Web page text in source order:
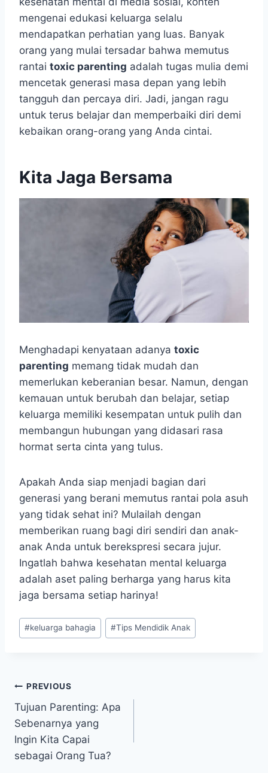
mengenai edukasi keluarga selalu
mendapatkan perhatian yang luas. Banyak
orang yang mulai tersadar bahwa memutus
rantai toxic parenting adalah tugas mulia demi
mencetak generasi masa depan yang lebih
tangguh dan percaya diri. Jadi, jangan ragu
untuk terus belajar dan memperbaiki diri demi
kebaikan orang-orang yang Anda cintai.
Kita Jaga Bersama
Menghadapi kenyataan adanya toxic
parenting memang tidak mudah dan
memerlukan keberanian besar. Namun, dengan
kemauan untuk berubah dan belajar, setiap
keluarga memiliki kesempatan untuk pulih dan
membangun hubungan yang didasari rasa
hormat serta cinta yang tulus.
Apakah Anda siap menjadi bagian dari
generasi yang berani memutus rantai pola asuh
yang tidak sehat ini? Mulailah dengan
memberikan ruang bagi diri sendiri dan anak-
anak Anda untuk berekspresi secara jujur.
Ingatlah bahwa kesehatan mental keluarga
adalah aset paling berharga yang harus kita
jaga bersama setiap harinya!
Post
Tags:
#keluarga bahagia #Tips Mendidik Anak
Navigasi
pos
PREVIOUS
Tujuan Parenting: Apa
Sebenarnya yang
Ingin Kita Capai
sebagai Orang Tua?